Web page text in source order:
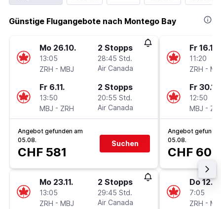
Günstige Flugangebote nach Montego Bay
Mo 26.10.
13:05
ZRH - MBJ
2 Stopps
28:45 Std.
Air Canada
Fr 6.11.
13:50
MBJ - ZRH
2 Stopps
20:55 Std.
Air Canada
Angebot gefunden am
05.08.
CHF 581
Suchen
Mo 23.11.
13:05
ZRH - MBJ
2 Stopps
29:45 Std.
Air Canada
Fr 16.10.
11:20
ZRH -
Fr
12:50
MBJ -
Angebot
05.08.
CHF 604
Do 12.11.
7:05
ZRH -